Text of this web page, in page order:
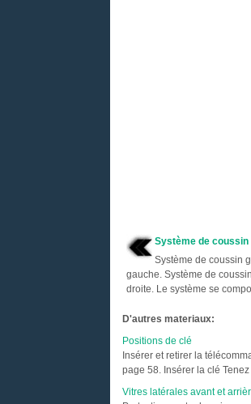
Système de
Système de coussin
gauche. Système de
droite. Le système se
D'autres materiaux:
Positions de clé
Insérer et retirer la
page 58. Insérer la clé
Vitres latérales avant et